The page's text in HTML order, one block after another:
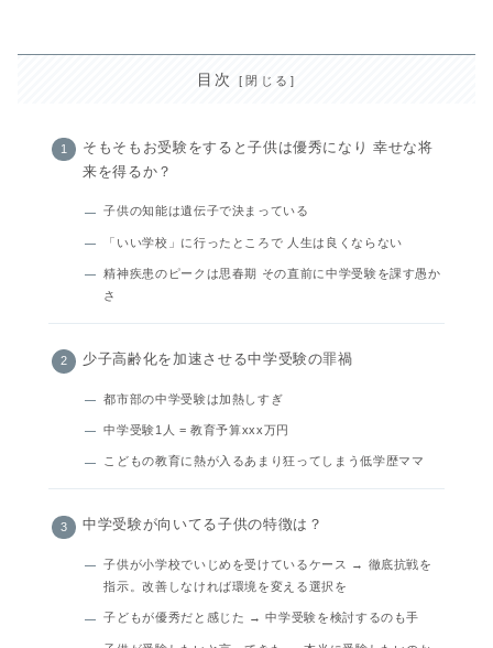
目次
そもそもお受験をすると子供は優秀になり 幸せな将
来を得るか？
子供の知能は遺伝子で決まっている
「いい学校」に行ったところで 人生は良くならない
精神疾患のピークは思春期 その直前に中学受験を課す愚か
さ
少子高齢化を加速させる中学受験の罪禍
都市部の中学受験は加熱しすぎ
中学受験1人 = 教育予算xxx万円
こどもの教育に熱が入るあまり狂ってしまう低学歴ママ
中学受験が向いてる子供の特徴は？
子供が小学校でいじめを受けているケース → 徹底抗戦を
指示。改善しなければ環境を変える選択を
子どもが優秀だと感じた → 中学受験を検討するのも手